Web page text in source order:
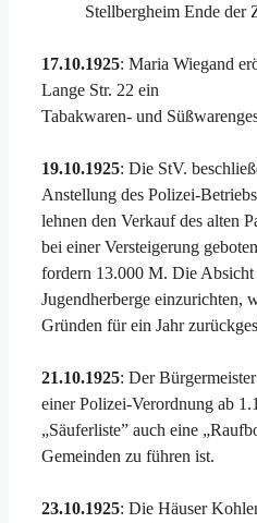
Stellbergheim Ende der
17.10.1925: Maria Wiegand
Lange Str. 22 ein
Tabakwaren- und
19.10.1925: Die StV.
Anstellung des Polizei-
lehnen den Verkauf des alten
bei einer Versteigerung
fordern 13.000 M. Die Absicht
Jugendherberge einzurichten,
Gründen für ein Jahr
21.10.1925: Der
einer Polizei-Verordnung ab
„Säuferliste” auch eine
Gemeinden zu führen ist.
23.10.1925: Die Häuser